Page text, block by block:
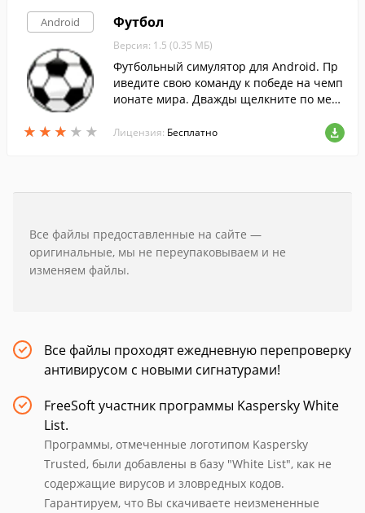
Android
★ ★ ★ ★ ★
★ ★ ★ ★ ★
Футбол
Версия: 1.5 (0.35 МБ)
Футбольный симулятор для Android. Пр
иведите свою команду к победе на чемп
ионате мира. Дважды щелкните по мест
Лицензия: Бесплатно
Все файлы предоставленные на сайте —
оригинальные, мы не переупаковываем и не
изменяем файлы.
Все файлы проходят ежедневную перепроверку
антивирусом с новыми сигнатурами!
FreeSoft участник программы Kaspersky White
List.
Программы, отмеченные логотипом Kaspersky
Trusted, были добавлены в базу "White List", как не
содержащие вирусов и зловредных кодов.
Гарантируем, что Вы скачиваете неизмененные